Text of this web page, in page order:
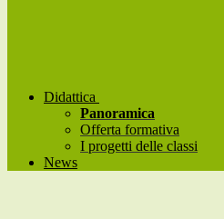
Didattica
Panoramica
Offerta formativa
I progetti delle classi
News